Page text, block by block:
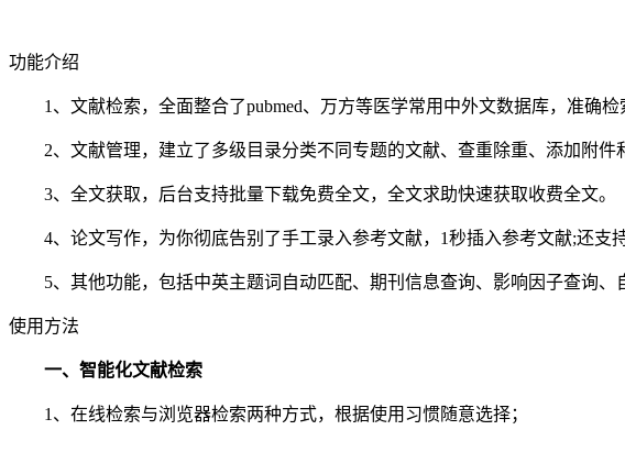
功能介绍
1、文献检索，全面整合了pubmed、万方等医学常用中外文数据库，准确检
2、文献管理，建立了多级目录分类不同专题的文献、查重除重、添加附件
3、全文获取，后台支持批量下载免费全文，全文求助快速获取收费全文。
4、论文写作，为你彻底告别了手工录入参考文献，1秒插入参考文献;还支
5、其他功能，包括中英主题词自动匹配、期刊信息查询、影响因子查询、
使用方法
一、智能化文献检索
1、在线检索与浏览器检索两种方式，根据使用习惯随意选择；